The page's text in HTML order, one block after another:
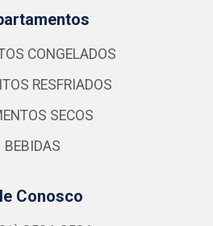
CONGELADOS
RESFRIADOS
SECOS
BEBIDAS
Conosco